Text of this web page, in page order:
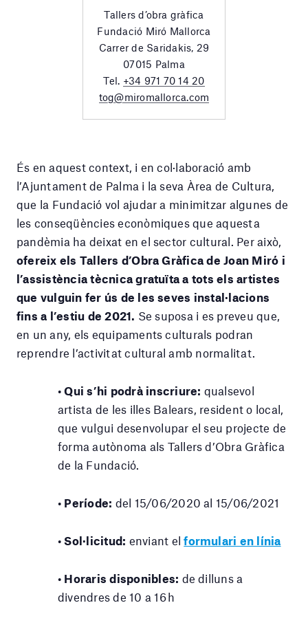
Tallers d’obra gràfica
Fundació Miró Mallorca
Carrer de Saridakis, 29
07015 Palma
Tel. +34 971 70 14 20
tog@miromallorca.com
És en aquest context, i en col·laboració amb
l’Ajuntament de Palma i la seva Àrea de Cultura,
que la Fundació vol ajudar a minimitzar algunes de
les conseqüències econòmiques que aquesta
pandèmia ha deixat en el sector cultural. Per això,
ofereix els Tallers d’Obra Gràfica de Joan Miró i
l’assistència tècnica gratuïta a tots els artistes
que vulguin fer ús de les seves instal·lacions
fins a l’estiu de 2021. Se suposa i es preveu que,
en un any, els equipaments culturals podran
reprendre l’activitat cultural amb normalitat.
• Qui s’hi podrà inscriure: qualsevol
artista de les illes Balears, resident o local,
que vulgui desenvolupar el seu projecte de
forma autònoma als Tallers d’Obra Gràfica
de la Fundació.
• Període: del 15/06/2020 al 15/06/2021
• Sol·licitud: enviant elformulari en línia
• Horaris disponibles: de dilluns a
divendres de 10 a 16 h